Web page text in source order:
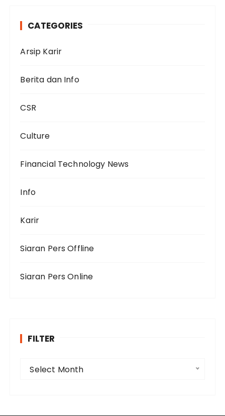
CATEGORIES
Arsip Karir
Berita dan Info
CSR
Culture
Financial Technology News
Info
Karir
Siaran Pers Offline
Siaran Pers Online
FILTER
Select Month